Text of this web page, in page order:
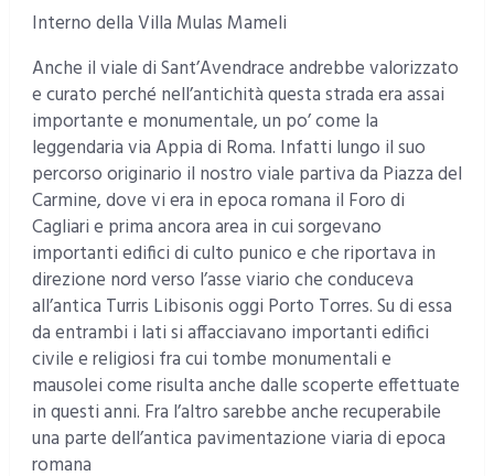
Interno della Villa Mulas Mameli
Anche il viale di Sant’Avendrace andrebbe valorizzato
e curato perché nell’antichità questa strada era assai
importante e monumentale, un po’ come la
leggendaria via Appia di Roma. Infatti lungo il suo
percorso originario il nostro viale partiva da Piazza del
Carmine, dove vi era in epoca romana il Foro di
Cagliari e prima ancora area in cui sorgevano
importanti edifici di culto punico e che riportava in
direzione nord verso l’asse viario che conduceva
all’antica Turris Libisonis oggi Porto Torres. Su di essa
da entrambi i lati si affacciavano importanti edifici
civile e religiosi fra cui tombe monumentali e
mausolei come risulta anche dalle scoperte effettuate
in questi anni. Fra l’altro sarebbe anche recuperabile
una parte dell’antica pavimentazione viaria di epoca
romana